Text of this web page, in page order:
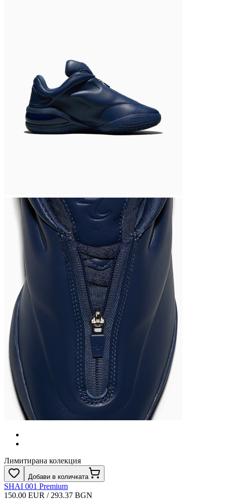
Лимитирана колекция
Добави в количката
SHAI 001 Premium
150.00 EUR / 293.37 BGN